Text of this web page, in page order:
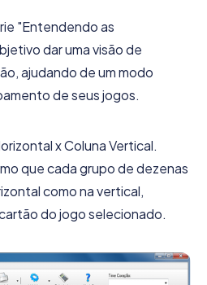
"Entendendo as
dar uma visão de
ajudando de um modo
de seus jogos.
x Coluna Vertical.
que cada grupo de dezenas
como na vertical,
do jogo selecionado.